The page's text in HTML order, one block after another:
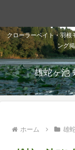
クローラーベイト・羽根
ング
雄蛇ヶ池
ホーム 雄